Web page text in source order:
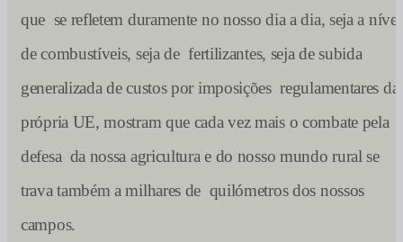
que se refletem duramente no nosso dia a dia, seja a nível
de combustíveis, seja de fertilizantes, seja de subida
generalizada de custos por imposições regulamentares da
própria UE, mostram que cada vez mais o combate pela
defesa da nossa agricultura e do nosso mundo rural se
trava também a milhares de quilómetros dos nossos
campos.